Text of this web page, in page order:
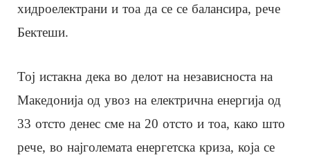
хидроелектрани и тоа да се се балансира, рече
Бектеши.
Тој истакна дека во делот на независноста на
Македонија од увоз на електрична енергија од
33 отсто денес сме на 20 отсто и тоа, како што
рече, во најголемата енергетска криза, која се